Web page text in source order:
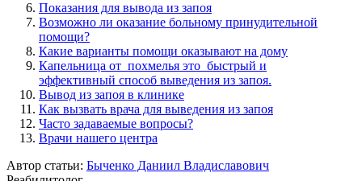
Показания для вывода из запоя
Возможно ли оказание больному принудительной
помощи?
Какие варианты помощи оказывают на дому
Капельница от похмелья это быстрый и
эффективный способ выведения из запоя.
Вывод из запоя в клинике
Как вызвать врача для выведения из запоя
Часто задаваемые вопросы?
Врачи нашего центра
Автор статьи: Быченко Даниил Владиславович